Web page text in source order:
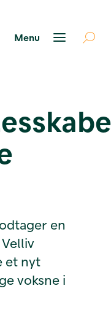
en
et nyt
voksne i